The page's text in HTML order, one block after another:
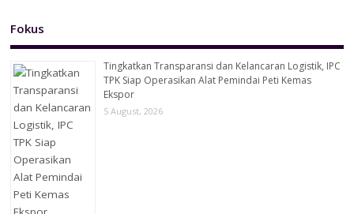
Fokus
Tingkatkan Transparansi dan Kelancaran Logistik, IPC
TPK Siap Operasikan Alat Pemindai Peti Kemas
Ekspor
5 August, 2026